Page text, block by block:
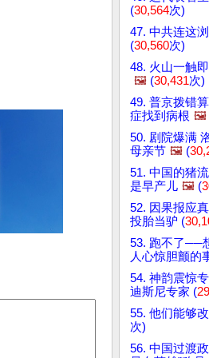
(30,564次)
47. 中共连这
(30,560次)
48. 火山一触
🖼️ (30,431次)
49. 普京拨错
症找到病根 🖼️
50. 剧院爆满
母亲节 🖼️ (
51. 中国的猪
是早产儿 🖼️ (
52. 因果报应
投胎当驴 (
53. 跑不了──
人心惊胆颤的
54. 神韵震惊
迪斯尼专家 (
55. 他们能够
次)
56. 中国过渡